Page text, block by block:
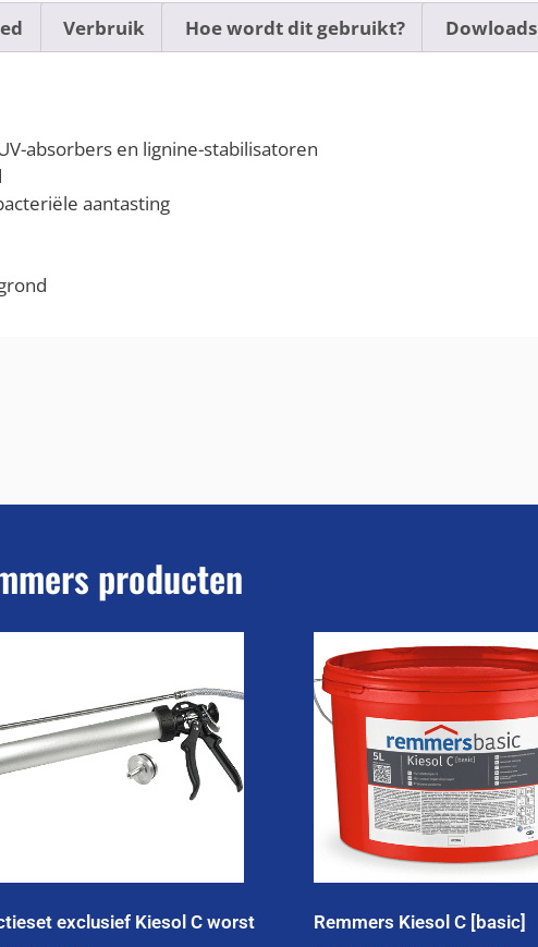
Verbruik Hoe wordt dit gebruikt? Dowloads
absorbers en lignine-stabilisatoren
aantasting
producten
exclusief Kiesol C worst Remmers Kiesol C [basic]